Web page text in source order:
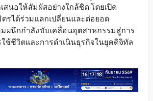
สนอให้สัมผัสอย่างใกล้ชิด โดยเปิด
รได้ร่วมแลกเปลี่ยนและต่อยอด
ผนึกกำลังขับเคลื่อนอุตสาหกรรมสู่การ
ช้ชีวิตและการดำเนินธุรกิจในยุคดิจิทัล